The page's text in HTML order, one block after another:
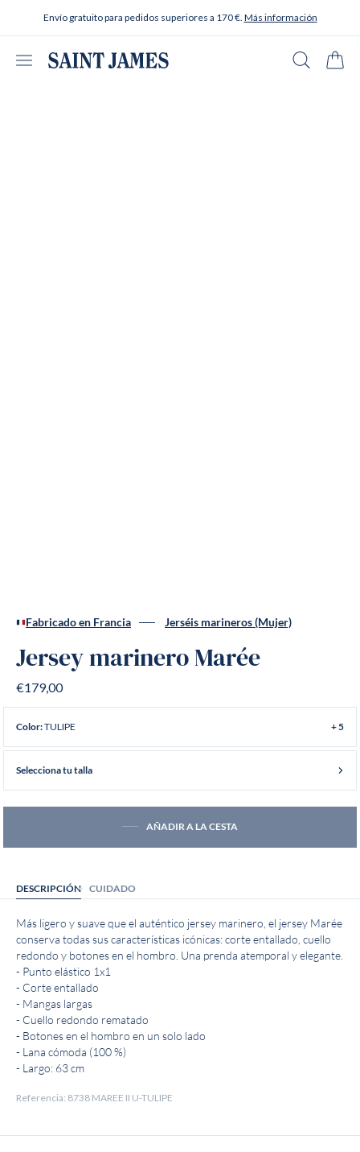
Envío gratuito para pedidos superiores a 170 €. Más información
Abrir menú
Fabricado en Francia Jerséis marineros (Mujer)
Jersey marinero Marée
€179,00
Color:TULIPE + 5
Selecciona tu talla
AÑADIR A LA CESTA
DESCRIPCIÓN CUIDADO
Más ligero y suave que el auténtico jersey marinero, el jersey Marée
conserva todas sus características icónicas: corte entallado, cuello
redondo y botones en el hombro. Una prenda atemporal y elegante.
- Punto elástico 1x1
- Corte entallado
- Mangas largas
- Cuello redondo rematado
- Botones en el hombro en un solo lado
- Lana cómoda (100 %)
- Largo: 63 cm
Referencia: 8738 MAREE II U-TULIPE